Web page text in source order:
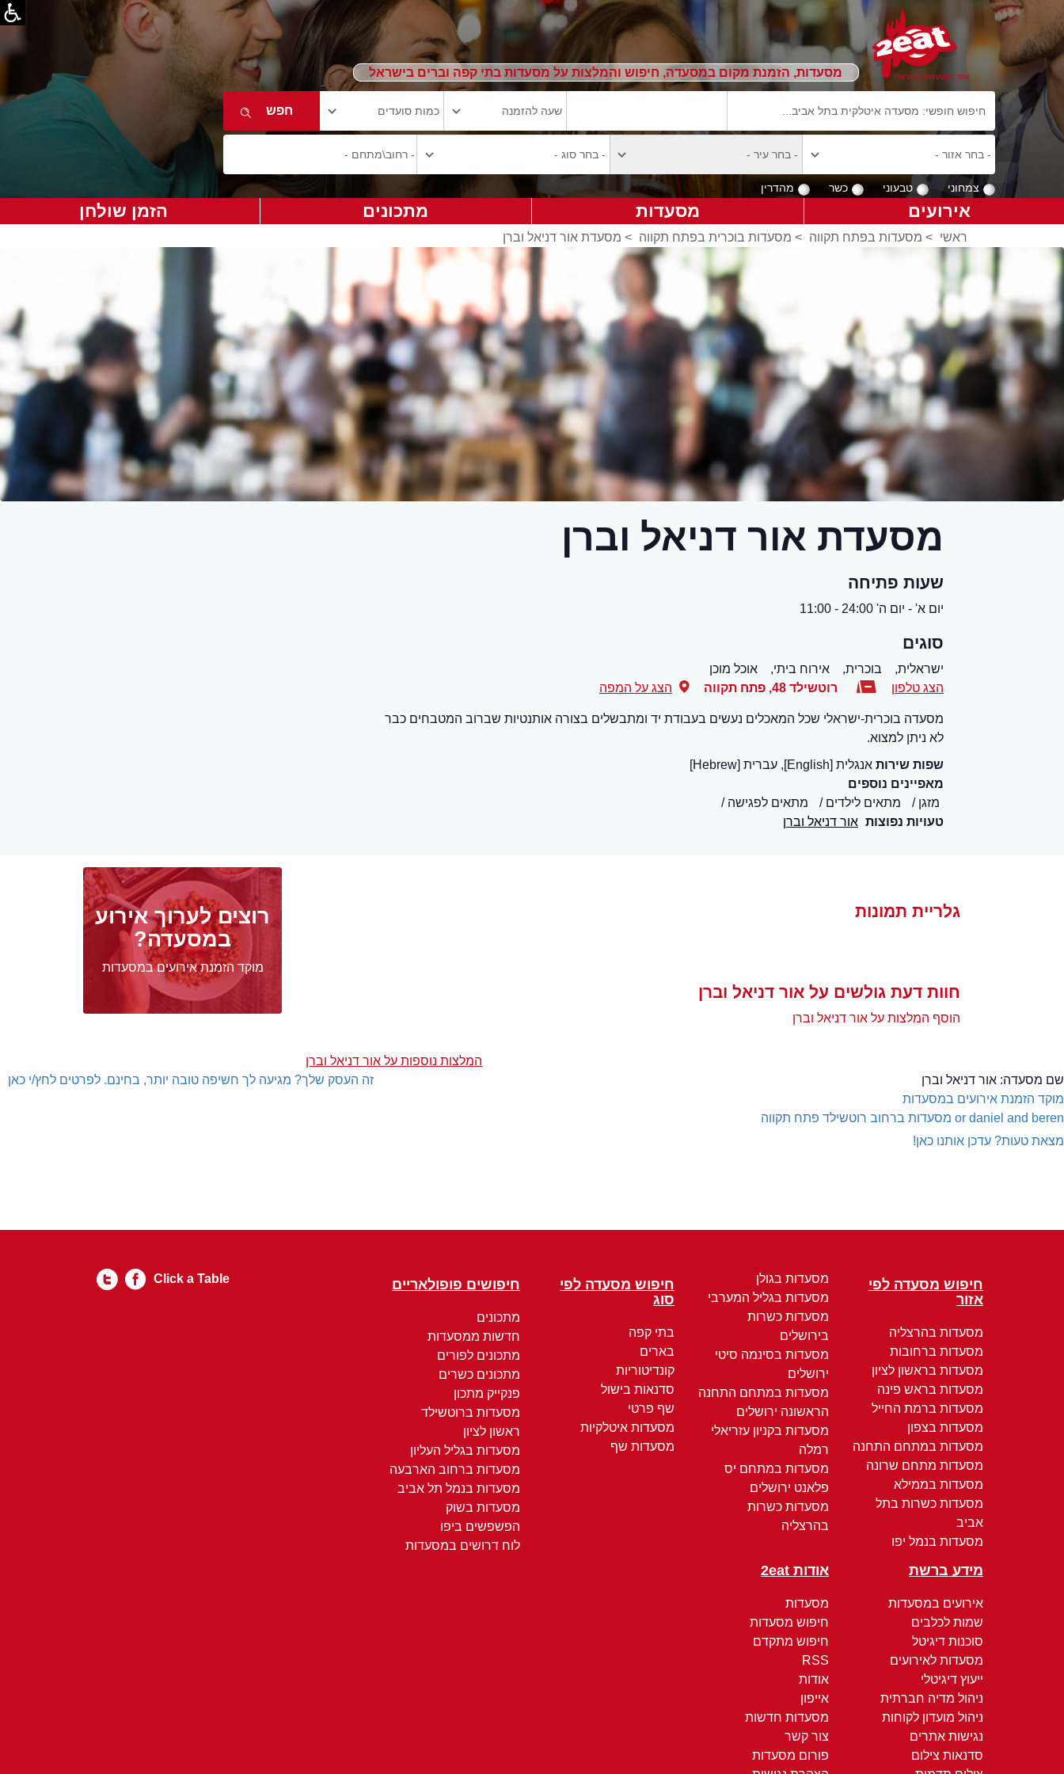
מסעדות, הזמנת מקום במסעדה, חיפוש והמלצות על מסעדות בתי קפה וברים בישראל
צמחוני טבעוני כשר מהדרין
אירועים מסעדות מתכונים הזמן שולחן
ראשי > מסעדות בפתח תקווה > מסעדות בוכרית בפתח תקווה > מסעדת אור דניאל וברן
מסעדת אור דניאל וברן
שעות פתיחה
יום א' - יום ה' 24:00 - 11:00
סוגים
ישראלית, בוכרית, אירוח ביתי,
אוכל מוכן
הצג טלפון
רוטשילד 48 , פתח תקווה הצג על המפה
מסעדה בוכרית-ישראלי שכל המאכלים נעשים בעבודת יד ומתבשלים בצורה אותנטיות שברוב המטבחים כבר
לא ניתן למצוא.
שפות שירות אנגלית [English], עברית [Hebrew]
מאפיינים נוספים
מזגן
מתאים לילדים
מתאים לפגישה
טעויות נפוצות אור דניאל וברן
גלריית תמונות
חוות דעת גולשים על אור דניאל וברן
הוסף המלצות על אור דניאל וברן
המלצות נוספות על אור דניאל וברן
רוצים לערוך אירוע
במסעדה?
מוקד הזמנת אירועים במסעדות
זה העסק שלך? מגיעה לך חשיפה טובה יותר, בחינם. לפרטים לחץ/י כאן שם מסעדה: אור דניאל וברן
מוקד הזמנת אירועים במסעדות
or daniel and beren מסעדות ברחוב רוטשילד פתח תקווה
מצאת טעות? עדכן אותנו כאן!
חיפוש מסעדה לפי
אזור
מסעדות בהרצליה
מסעדות ברחובות
מסעדות בראשון לציון
מסעדות בראש פינה
מסעדות ברמת החייל
מסעדות בצפון
מסעדות במתחם התחנה
מסעדות מתחם שרונה
מסעדות בממילא
מסעדות כשרות בתל
אביב
מסעדות בנמל יפו
מסעדות בגולן
מסעדות בגליל המערבי
מסעדות כשרות
בירושלים
מסעדות בסינמה סיטי
ירושלים
מסעדות במתחם התחנה
הראשונה ירושלים
מסעדות בקניון עזריאלי
רמלה
מסעדות במתחם יס
פלאנט ירושלים
מסעדות כשרות
בהרצליה
חיפוש מסעדה לפי
סוג
בתי קפה
בארים
קונדיטוריות
סדנאות בישול
שף פרטי
מסעדות איטלקיות
מסעדות שף
חיפושים פופולאריים
מתכונים
חדשות ממסעדות
מתכונים לפורים
מתכונים כשרים
פנקייק מתכון
מסעדות ברוטשילד
ראשון לציון
מסעדות בגליל העליון
מסעדות ברחוב הארבעה
מסעדות בנמל תל אביב
מסעדות בשוק
הפשפשים ביפו
לוח דרושים במסעדות
מידע ברשת
אירועים במסעדות
שמות לכלבים
סוכנות דיגיטל
מסעדות לאירועים
ייעוץ דיגיטלי
ניהול מדיה חברתית
ניהול מועדון לקוחות
נגישות אתרים
סדנאות צילום
אודות 2eat
מסעדות
חיפוש מסעדות
חיפוש מתקדם
RSS
אודות
אייפון
מסעדות חדשות
צור קשר
פורום מסעדות
Click a Table